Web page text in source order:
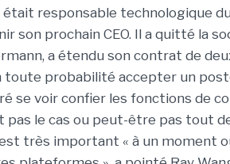
était responsable technologique
son prochain CEO. Il a quitté la
a étendu son contrat de
toute probabilité accepter un
se voir confier les fonctions de
pas le cas ou peut-être pas tout
très important « à un moment